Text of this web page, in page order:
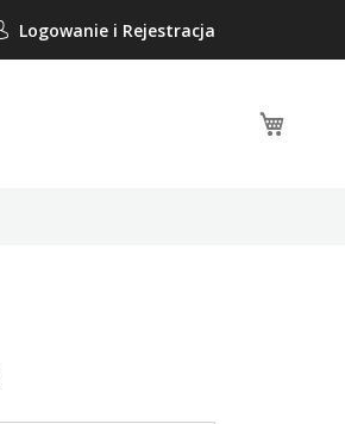
Logowanie i Rejestracja